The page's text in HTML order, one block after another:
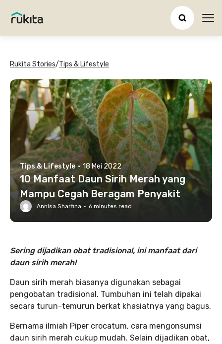
Rukita Stories/Tips & Lifestyle
Tips & Lifestyle · 18 Mei 2022
10 Manfaat Daun Sirih Merah yang
Mampu Cegah Beragam Penyakit
Annisa Sharfina · 6 minutes read
Sering dijadikan obat tradisional, ini manfaat dari
daun sirih merah!
Daun sirih merah biasanya digunakan sebagai
pengobatan tradisional. Tumbuhan ini telah dipakai
secara turun-temurun berkat khasiatnya yang bagus.
Bernama ilmiah Piper crocatum, cara mengonsumsi
daun sirih merah cukup mudah. Selain dijadikan obat,